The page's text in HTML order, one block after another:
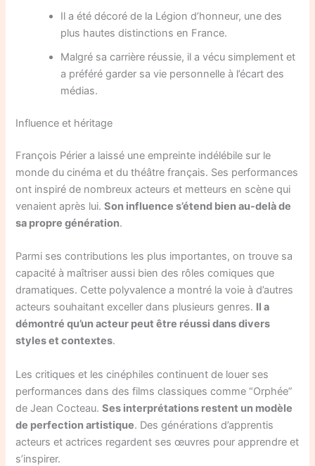
Il a été décoré de la Légion d’honneur, une des
plus hautes distinctions en France.
Malgré sa carrière réussie, il a vécu simplement et
a préféré garder sa vie personnelle à l’écart des
médias.
Influence et héritage
François Périer a laissé une empreinte indélébile sur le
monde du cinéma et du théâtre français. Ses performances
ont inspiré de nombreux acteurs et metteurs en scène qui
venaient après lui.Son influence s’étend bien au-delà de
sa propre génération.
Parmi ses contributions les plus importantes, on trouve sa
capacité à maîtriser aussi bien des rôles comiques que
dramatiques. Cette polyvalence a montré la voie à d’autres
acteurs souhaitant exceller dans plusieurs genres. Il a
démontré qu’un acteur peut être réussi dans divers
styles et contextes.
Les critiques et les cinéphiles continuent de louer ses
performances dans des films classiques comme “Orphée”
de Jean Cocteau.Ses interprétations restent un modèle
de perfection artistique. Des générations d’apprentis
acteurs et actrices regardent ses œuvres pour apprendre et
s’inspirer.